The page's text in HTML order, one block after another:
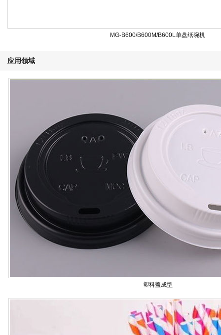
MG-B600/B600M/B600L单盘纸碗机
应用领域
塑料盖成型